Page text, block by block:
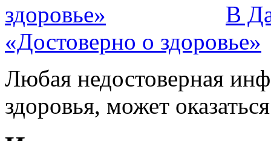
В
«Достоверно о здоровье»
Любая недостоверная
здоровья, может